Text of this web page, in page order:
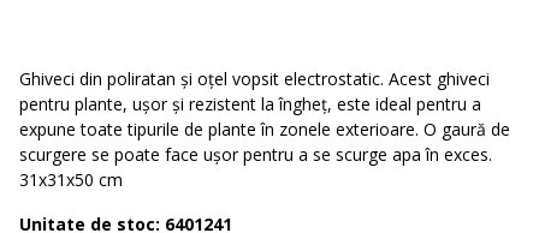
Ghiveci din poliratan și oțel vopsit electrostatic. Acest ghiveci
pentru plante, ușor și rezistent la îngheț, este ideal pentru a
expune toate tipurile de plante în zonele exterioare. O gaură de
scurgere se poate face ușor pentru a se scurge apa în exces.
31x31x50 cm
Unitate de stoc: 6401241